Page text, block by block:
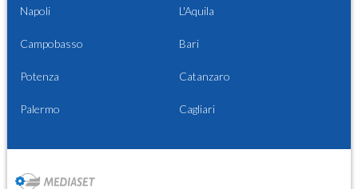
Napoli L'Aquila
Campobasso Bari
Potenza Catanzaro
Palermo Cagliari